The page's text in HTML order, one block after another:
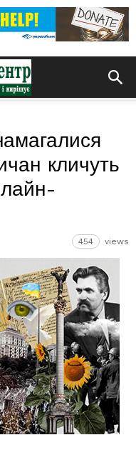
кличуть
454 views